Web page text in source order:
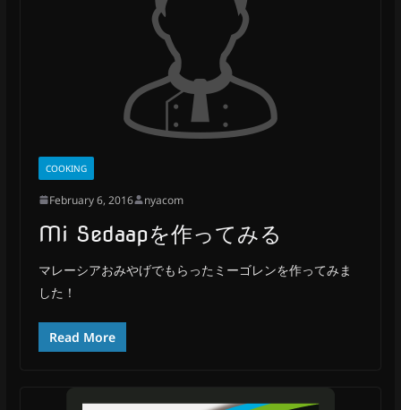
COOKING
February 6, 2016 nyacom
Mi Sedaapを作ってみる
マレーシアおみやげでもらったミーゴレンを作ってみま
した！
Read More